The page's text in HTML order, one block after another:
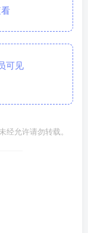
可见
允许请勿转载。